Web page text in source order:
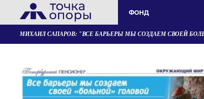
ФОНД
МИХАИЛ САПАРОВ: "ВСЕ БАРЬЕРЫ МЫ СОЗДАЕМ СВОЕЙ